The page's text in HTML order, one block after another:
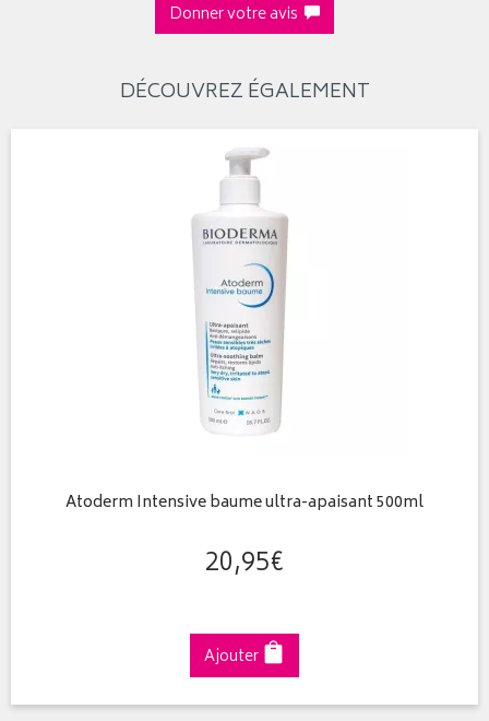
Donner votre avis
DÉCOUVREZ ÉGALEMENT
Atoderm Intensive baume ultra-apaisant 500ml
20,95€
Ajouter